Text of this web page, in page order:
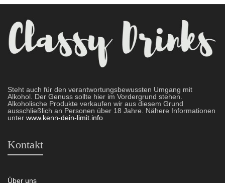
Steht auch für den verantwortungsbewussten Umgang mit
Alkohol. Der Genuss sollte hier im Vordergrund stehen.
Alkoholische Produkte verkaufen wir aus diesem Grund
ausschließlich an Personen über 18 Jahre. Nähere Informationen
unter www.kenn-dein-limit.info
Kontakt
Über uns